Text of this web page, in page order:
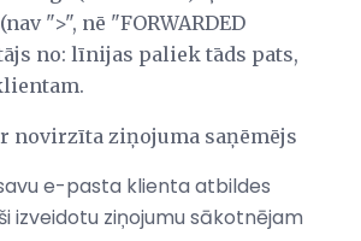
">", nē "FORWARDED
no: līnijas paliek tāds pats,
novirzīta ziņojuma saņēmējs
e-pasta klienta atbildes
izveidotu ziņojumu sākotnējam